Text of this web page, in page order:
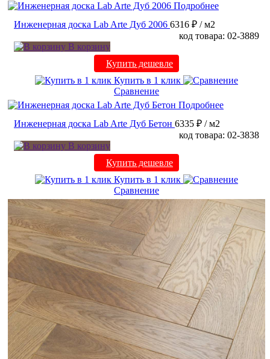
Подробнее
Инженерная доска Lab Arte Дуб 2006 6316 ₽ / м2
код товара: 02-3889
В корзину
Купить дешевле
Купить в 1 клик
Сравнение
Подробнее
Инженерная доска Lab Arte Дуб Бетон 6335 ₽ / м2
код товара: 02-3838
В корзину
Купить дешевле
Купить в 1 клик
Сравнение